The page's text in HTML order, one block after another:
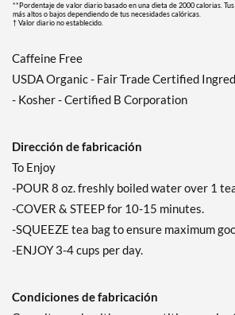
**Pordentaje de valor diario basado en una dieta de 2000 calorias.
más altos o bajos dependiendo de tus necesidades calóricas.
† Valor diario no establecido.
Caffeine Free
USDA Organic - Fair Trade Certified
- Kosher - Certified B Corporation
Dirección de fabricación
To Enjoy
-POUR 8 oz. freshly boiled water over 1
-COVER & STEEP for 10-15 minutes.
-SQUEEZE tea bag to ensure maximum
-ENJOY 3-4 cups per day.
Condiciones de fabricación